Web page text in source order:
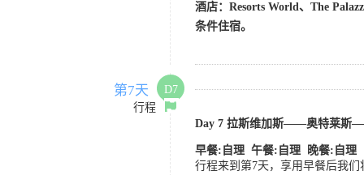
酒店： Resorts World、The
条件住宿。
第7天
D7
行程
Day 7 拉斯维加斯——奥特莱斯
早餐:自理 午餐:自理 晚餐:自理
行程来到第7天，享用早餐后我